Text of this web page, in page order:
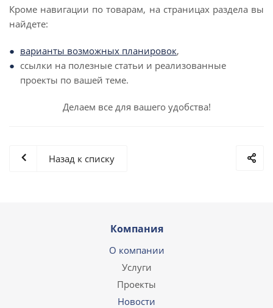
Кроме навигации по товарам, на страницах раздела вы
найдете:
варианты возможных планировок,
ссылки на полезные статьи и реализованные
проекты по вашей теме.
Делаем все для вашего удобства!
Назад к списку
Компания
О компании
Услуги
Проекты
Новости